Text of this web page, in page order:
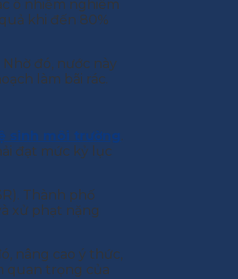
ô nhiễm nghiêm
khi đến 80%
đó, nước này
làm bãi rác.
sinh môi trường.
đạt mức kỷ lục
Thành phố
xử phạt nặng
nâng cao ý thức,
quan trọng của